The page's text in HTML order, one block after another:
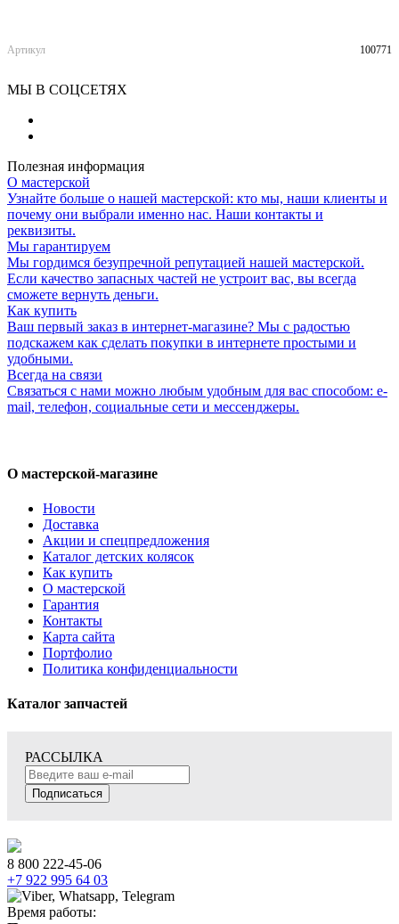
Артикул 100771
МЫ В СОЦСЕТЯХ
Полезная информация
О мастерской
Узнайте больше о нашей мастерской: кто мы, наши клиенты и
почему они выбрали именно нас. Наши контакты и
реквизиты.
Мы гарантируем
Мы гордимся безупречной репутацией нашей мастерской.
Если качество запасных частей не устроит вас, вы всегда
сможете вернуть деньги.
Как купить
Ваш первый заказ в интернет-магазине? Мы с радостью
подскажем как сделать покупки в интернете простыми и
удобными.
Всегда на связи
Связаться с нами можно любым удобным для вас способом: e-
mail, телефон, социальные сети и мессенджеры.
О мастерской-магазине
Новости
Доставка
Акции и спецпредложения
Каталог детских колясок
Как купить
О мастерской
Гарантия
Контакты
Карта сайта
Портфолио
Политика конфиденциальности
Каталог запчастей
РАССЫЛКА
Подписаться
8 800 222-45-06
+7 922 995 64 03
Время работы: